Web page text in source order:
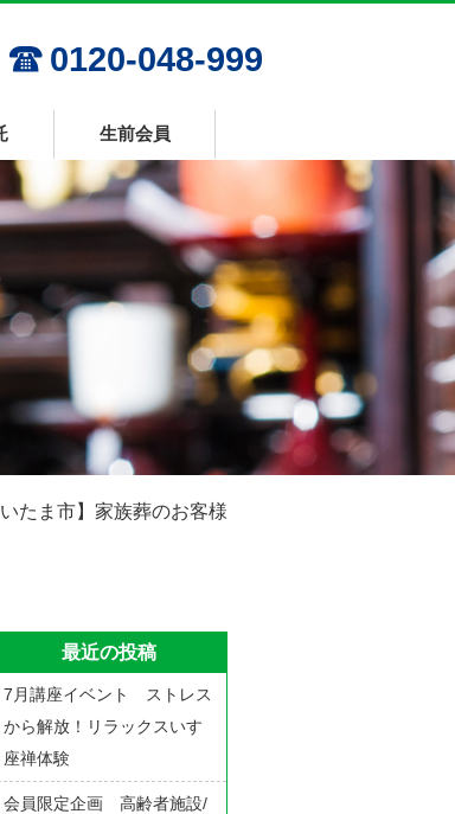
0120-048-999
生前会員
いたま市】家族葬のお客様
最近の投稿
7月講座イベント ストレス
から解放！リラックスいす
座禅体験
会員限定企画 高齢者施設/